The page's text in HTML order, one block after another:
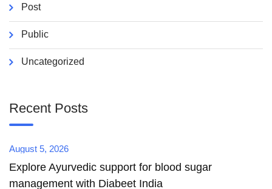
Post
Public
Uncategorized
Recent Posts
August 5, 2026
Explore Ayurvedic support for blood sugar
management with Diabeet India